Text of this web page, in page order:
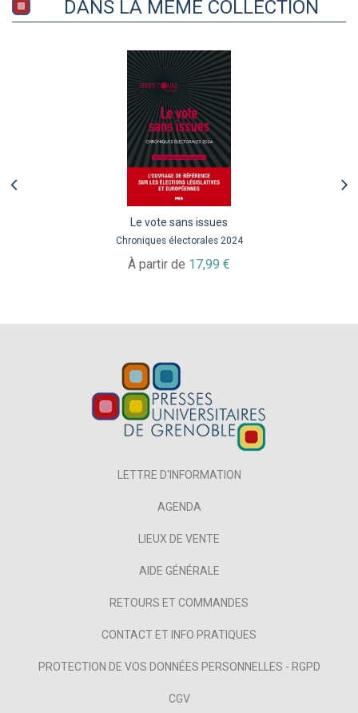
DANS LA MÊME COLLECTION
Le vote sans issues
Chroniques électorales 2024
À partir de 17,99 €
LETTRE D'INFORMATION
AGENDA
LIEUX DE VENTE
AIDE GÉNÉRALE
RETOURS ET COMMANDES
CONTACT ET INFO PRATIQUES
PROTECTION DE VOS DONNÉES PERSONNELLES - RGPD
CGV